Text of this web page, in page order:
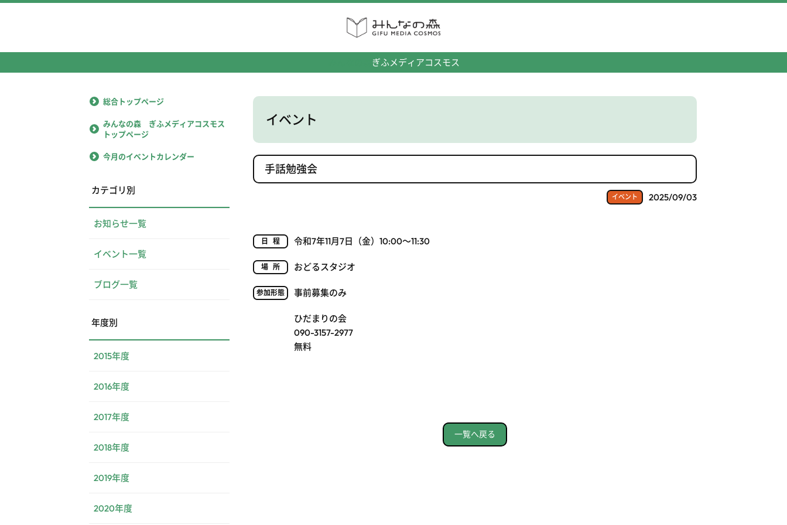
ぎふメディアコスモス
イベント
手話勉強会
イベント 2025/09/03
日程 令和7年11月7日（金）10:00～11:30
場所 おどるスタジオ
参加形態 事前募集のみ
ひだまりの会
090-3157-2977
無料
一覧へ戻る
総合トップページ
みんなの森 ぎふメディアコスモス
トップページ
今月のイベントカレンダー
カテゴリ別
お知らせ一覧
イベント一覧
ブログ一覧
年度別
2015年度
2016年度
2017年度
2018年度
2019年度
2020年度